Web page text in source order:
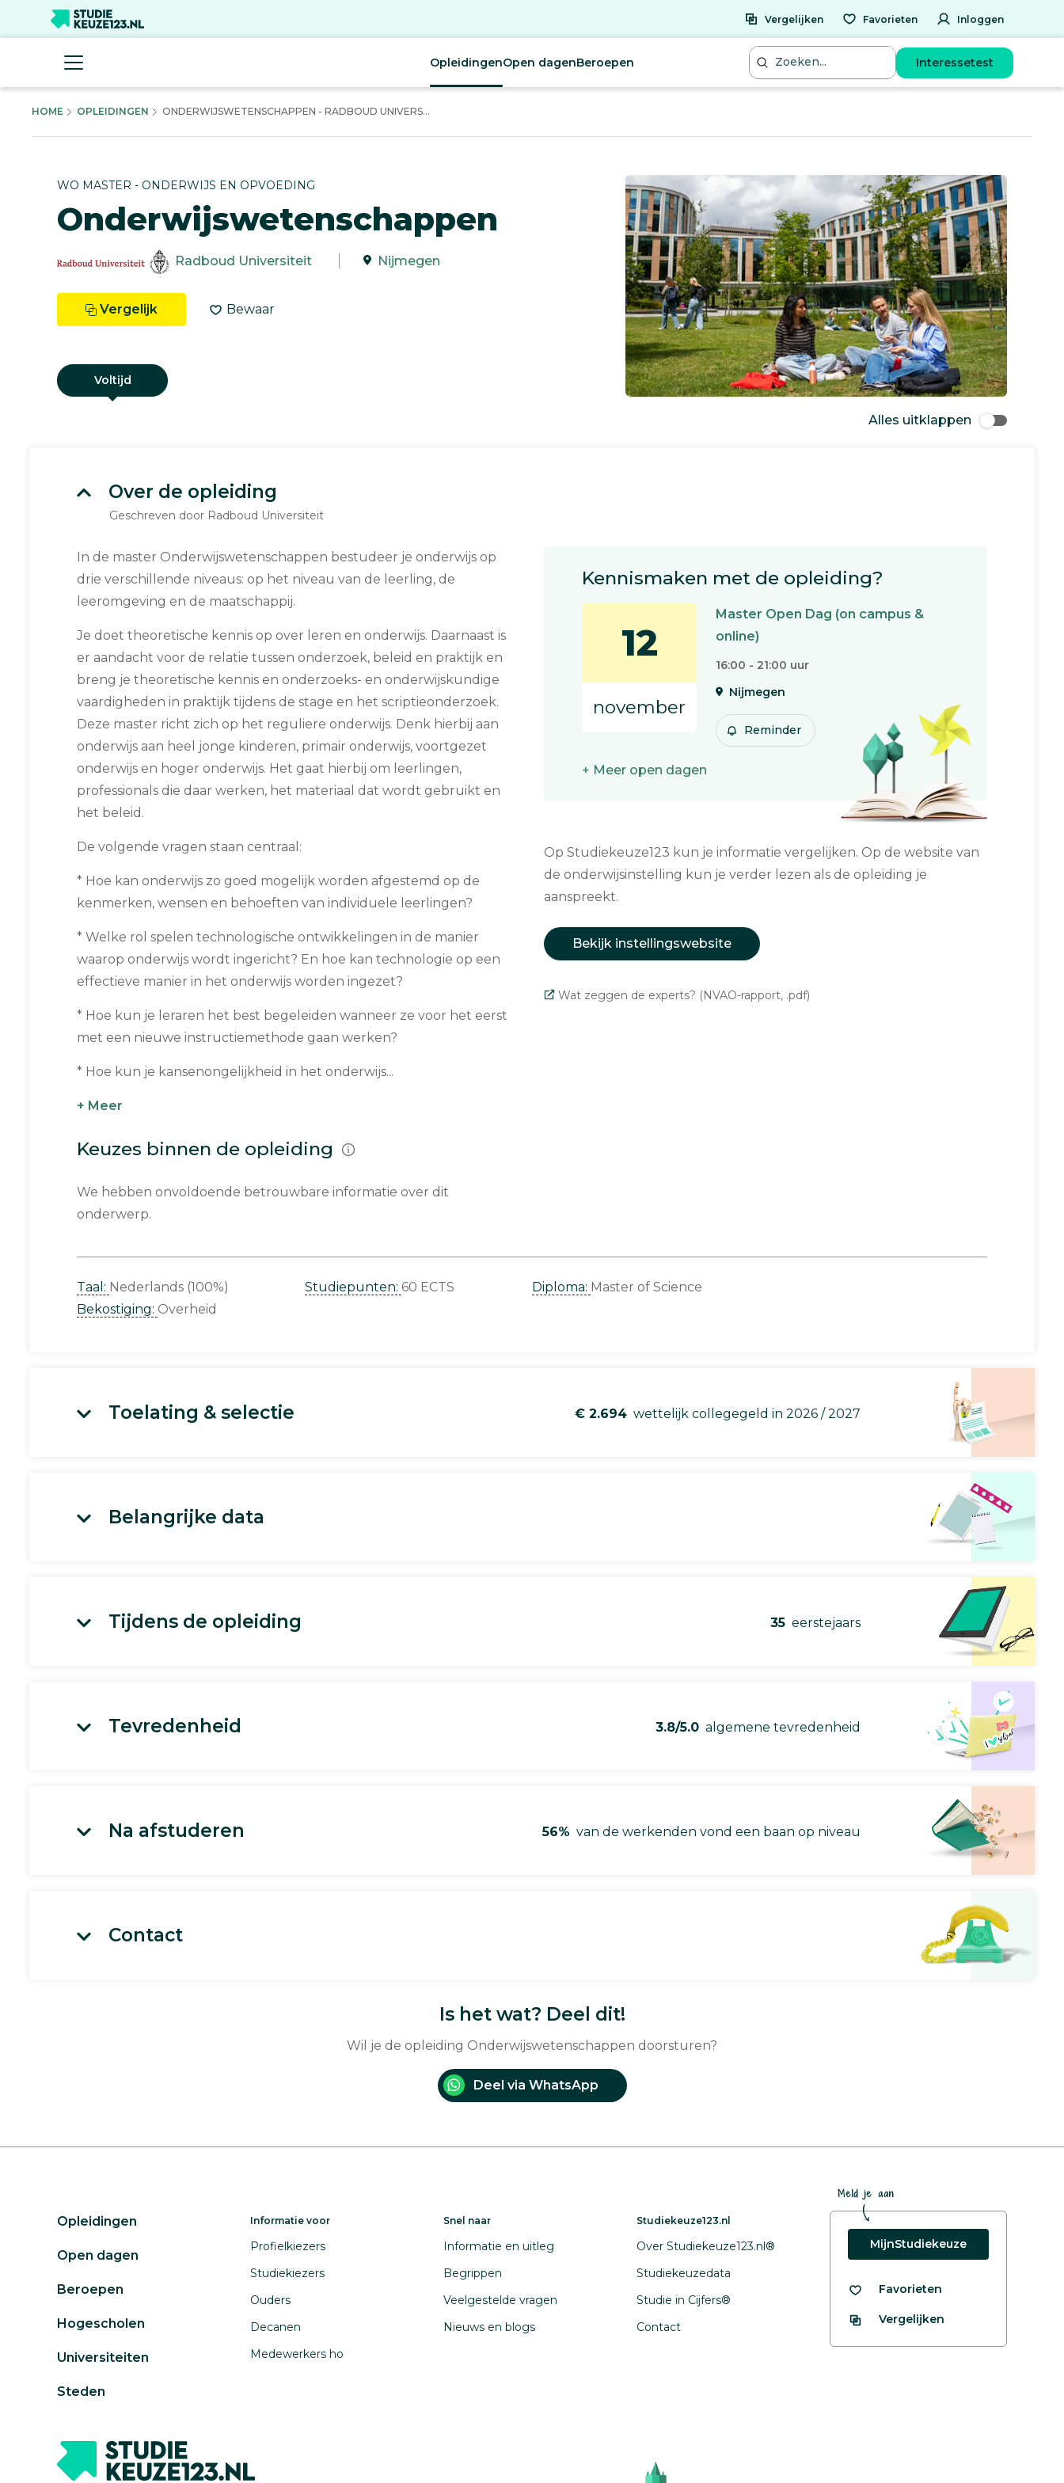
Vergelijken Favorieten Inloggen
OpleidingenOpen dagenBeroepen Interessetest
HOME OPLEIDINGEN ONDERWIJSWETENSCHAPPEN - RADBOUD UNIVERS...
WO MASTER - ONDERWIJS EN OPVOEDING
Onderwijswetenschappen
Radboud Universiteit Nijmegen
Vergelijk Bewaar
Voltijd
Alles uitklappen
Over de opleiding
Geschreven door Radboud Universiteit
In de master Onderwijswetenschappen bestudeer je onderwijs op
drie verschillende niveaus: op het niveau van de leerling, de
leeromgeving en de maatschappij.
Je doet theoretische kennis op over leren en onderwijs. Daarnaast is
er aandacht voor de relatie tussen onderzoek, beleid en praktijk en
breng je theoretische kennis en onderzoeks- en onderwijskundige
vaardigheden in praktijk tijdens de stage en het scriptieonderzoek.
Deze master richt zich op het reguliere onderwijs. Denk hierbij aan
onderwijs aan heel jonge kinderen, primair onderwijs, voortgezet
onderwijs en hoger onderwijs. Het gaat hierbij om leerlingen,
professionals die daar werken, het materiaal dat wordt gebruikt en
het beleid.
De volgende vragen staan centraal:
* Hoe kan onderwijs zo goed mogelijk worden afgestemd op de
kenmerken, wensen en behoeften van individuele leerlingen?
* Welke rol spelen technologische ontwikkelingen in de manier
waarop onderwijs wordt ingericht? En hoe kan technologie op een
effectieve manier in het onderwijs worden ingezet?
* Hoe kun je leraren het best begeleiden wanneer ze voor het eerst
met een nieuwe instructiemethode gaan werken?
* Hoe kun je kansenongelijkheid in het onderwijs...
+ Meer
Keuzes binnen de opleiding
We hebben onvoldoende betrouwbare informatie over dit
onderwerp.
Kennismaken met de opleiding?
12
november
Master Open Dag (on campus &
online)
16:00 - 21:00 uur
Nijmegen
Reminder
+ Meer open dagen
Op Studiekeuze123 kun je informatie vergelijken. Op de website van
de onderwijsinstelling kun je verder lezen als de opleiding je
aanspreekt.
Bekijk instellingswebsite
Wat zeggen de experts? (NVAO-rapport, .pdf)
Taal: Nederlands (100%)
Bekostiging: Overheid
Studiepunten: 60 ECTS Diploma: Master of Science
Toelating & selectie € 2.694 wettelijk collegegeld in 2026 / 2027
Belangrijke data
Tijdens de opleiding 35 eerstejaars
Tevredenheid 3.8/5.0 algemene tevredenheid
Na afstuderen 56% van de werkenden vond een baan op niveau
Contact
Is het wat? Deel dit!
Wil je de opleiding Onderwijswetenschappen doorsturen?
Deel via WhatsApp
Opleidingen
Open dagen
Beroepen
Hogescholen
Universiteiten
Steden
Informatie voor
Profielkiezers
Studiekiezers
Ouders
Decanen
Medewerkers ho
Snel naar
Informatie en uitleg
Begrippen
Veelgestelde vragen
Nieuws en blogs
Studiekeuze123.nl
Over Studiekeuze123.nl®
Studiekeuzedata
Studie in Cijfers®
Contact
Meld je aan
MijnStudiekeuze
Favorieten
Vergelijken